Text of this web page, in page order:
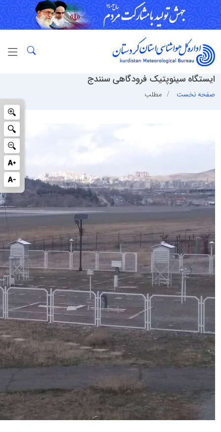
ایستگاه سینوپتیک فرودگاهی سنندج
صفحه نخست مطلب